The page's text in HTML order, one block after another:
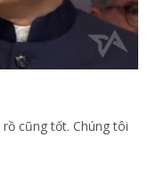
cũng tốt. Chúng tôi